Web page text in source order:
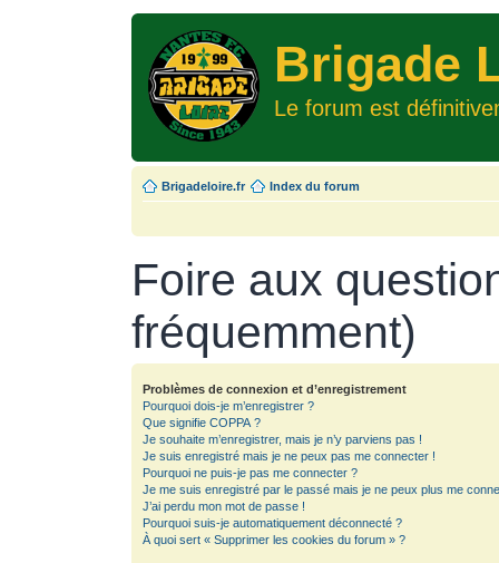
Brigade
Le forum est
Brigadeloire.fr Index du forum
Foire aux
fréquemment)
Problèmes de connexion et d’enregistrement
Pourquoi dois-je m’enregistrer ?
Que signifie COPPA ?
Je souhaite m’enregistrer, mais je n’y parviens pas !
Je suis enregistré mais je ne peux pas me connecter !
Pourquoi ne puis-je pas me connecter ?
Je me suis enregistré par le passé mais je ne peux plus me
J’ai perdu mon mot de passe !
Pourquoi suis-je automatiquement déconnecté ?
À quoi sert « Supprimer les cookies du forum » ?